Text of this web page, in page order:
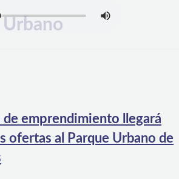
Urbano
de emprendimiento llegará
ofertas al Parque Urbano de